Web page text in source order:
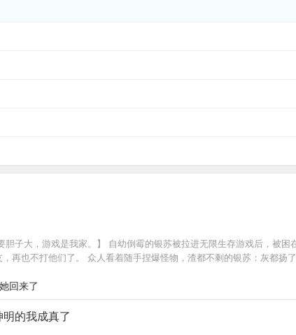
胆子大，游戏是我家。】 自幼倒霉的银苏被拉进无限生存游戏后，被
再也不打他们了。 众人看着随手捏爆怪物，渣都不剩的银苏：灰都扬
回来了
的我成真了